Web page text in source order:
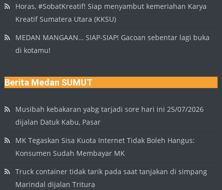
Horas, #SobatKreatif! Siap menyambut kemeriahan Karya
Kreatif Sumatera Utara (KKSU)
MEDAN MANGAAN… SIAP-SIAP! Gacoan sebentar lagi buka
di kotamu!
Berita Medan SUMUT
Musibah kebakaran yabg tarjadi sore hari ini 25/07/2026
dijalan Datuk Kabu, Pasar
MK Tegaskan Sisa Kuota Internet Tidak Boleh Hangus:
Konsumen Sudah Membayar MK
Truck container tidak tarik pada saat tanjakan di simpang
Marindal dijalan Tritura